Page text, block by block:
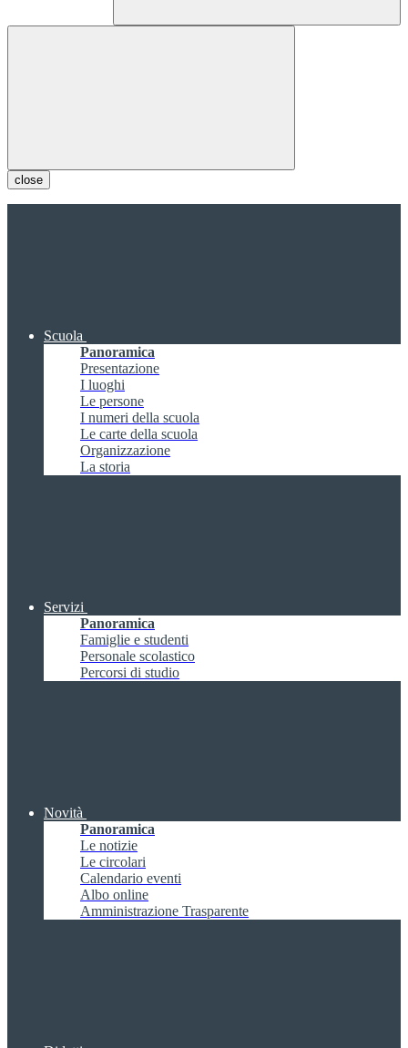
close
Scuola
Panoramica
Presentazione
I luoghi
Le persone
I numeri della scuola
Le carte della scuola
Organizzazione
La storia
Servizi
Panoramica
Famiglie e studenti
Personale scolastico
Percorsi di studio
Novità
Panoramica
Le notizie
Le circolari
Calendario eventi
Albo online
Amministrazione Trasparente